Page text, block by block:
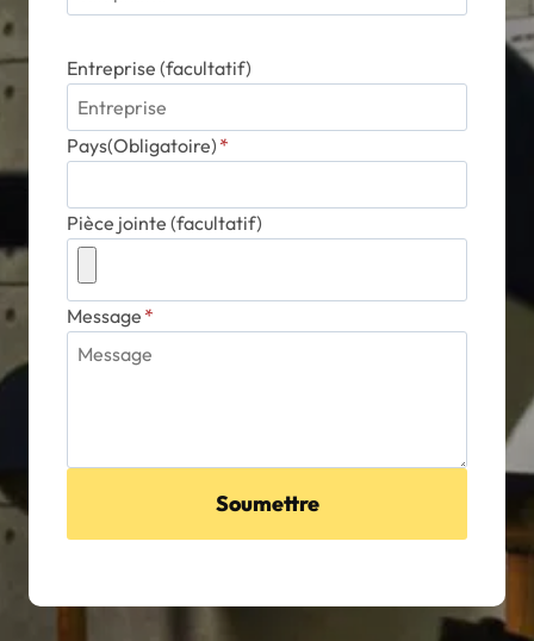
Entreprise (facultatif)
Pays(Obligatoire) *
Pièce jointe (facultatif)
Message *
Soumettre